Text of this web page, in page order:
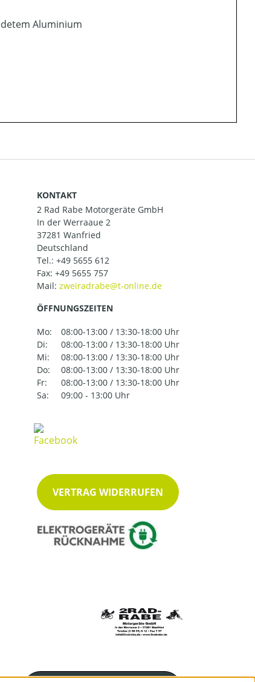
Aluminium
KONTAKT
2 Rad Rabe Motorgeräte GmbH
In der Werraaue 2
37281 Wanfried
Deutschland
Tel.: +49 5655 612
Fax: +49 5655 757
Mail:
ÖFFNUNGSZEITEN
Mo:
08:00-13:00 / 13:30-18:00 Uhr
Di:
08:00-13:00 / 13:30-18:00 Uhr
Mi:
08:00-13:00 / 13:30-18:00 Uhr
Do:
08:00-13:00 / 13:30-18:00 Uhr
Fr:
08:00-13:00 / 13:30-18:00 Uhr
Sa:
09:00 - 13:00 Uhr
VERTRAG WIDERRUFEN